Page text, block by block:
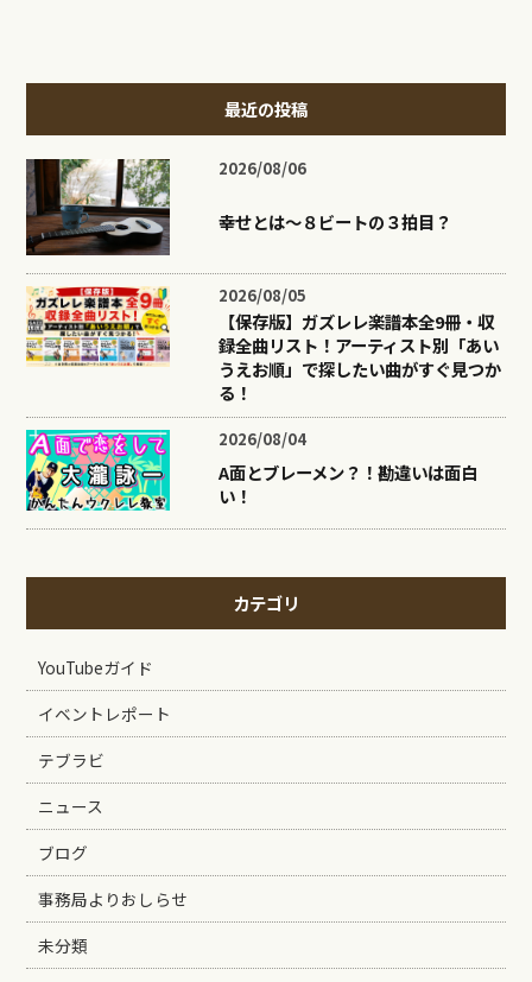
最近の投稿
2026/08/06
幸せとは〜８ビートの３拍目？
2026/08/05
【保存版】ガズレレ楽譜本全9冊・収
録全曲リスト！アーティスト別「あい
うえお順」で探したい曲がすぐ見つか
る！
2026/08/04
A面とブレーメン？！勘違いは面白
い！
カテゴリ
YouTubeガイド
イベントレポート
テブラビ
ニュース
ブログ
事務局よりおしらせ
未分類